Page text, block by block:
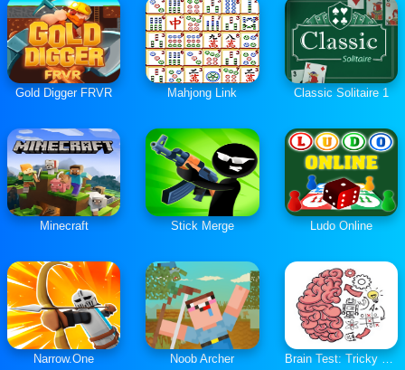
Gold Digger FRVR Mahjong Link Classic Solitaire 1
Minecraft Stick Merge Ludo Online
Narrow.One Noob Archer Brain Test: Tricky Puzzles